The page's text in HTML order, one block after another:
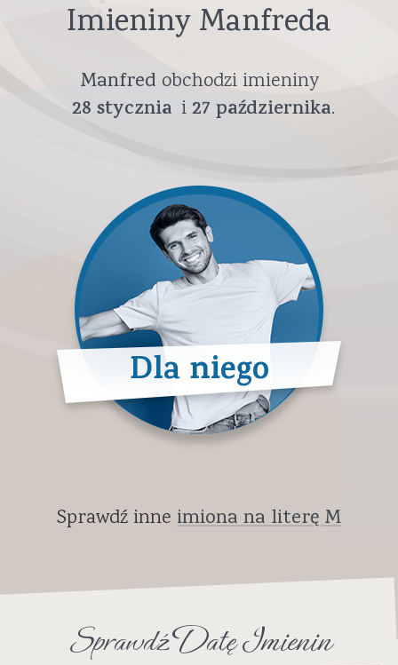
Imieniny Manfreda
Manfred obchodzi imieniny
28 stycznia 27 października
Dla niego
Sprawdź inne imiona na literę M
Sprawdź Datę Imienin